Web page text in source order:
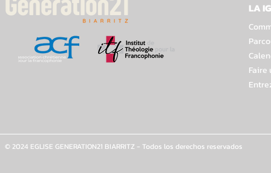
LA
Faire
© 2024 EGLISE GENERATION21 BIARRITZ - Todos los derechos reservados